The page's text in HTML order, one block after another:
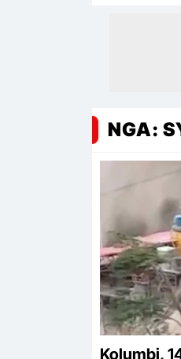
NGA:
Kolumbi,